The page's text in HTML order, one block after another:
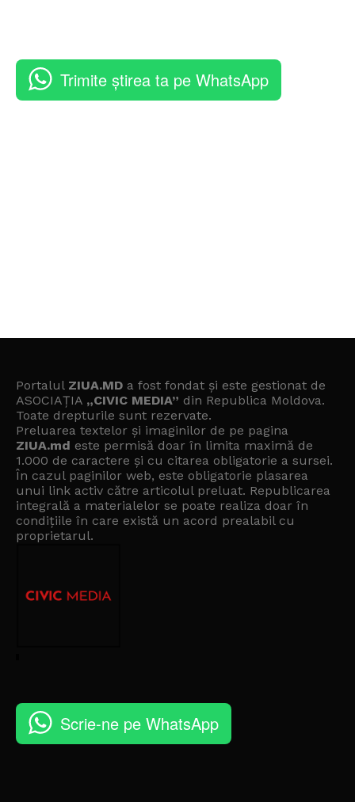
Trimite știrea ta pe WhatsApp
Portalul ZIUA.MD a fost fondat și este gestionat de
ASOCIAȚIA „CIVIC MEDIA” din Republica Moldova.
Toate drepturile sunt rezervate.
Preluarea textelor și imaginilor de pe pagina
ZIUA.md este permisă doar în limita maximă de
1.000 de caractere și cu citarea obligatorie a sursei.
În cazul paginilor web, este obligatorie plasarea
unui link activ către articolul preluat. Republicarea
integrală a materialelor se poate realiza doar în
condițiile în care există un acord prealabil cu
proprietarul.
Scrie-ne pe WhatsApp